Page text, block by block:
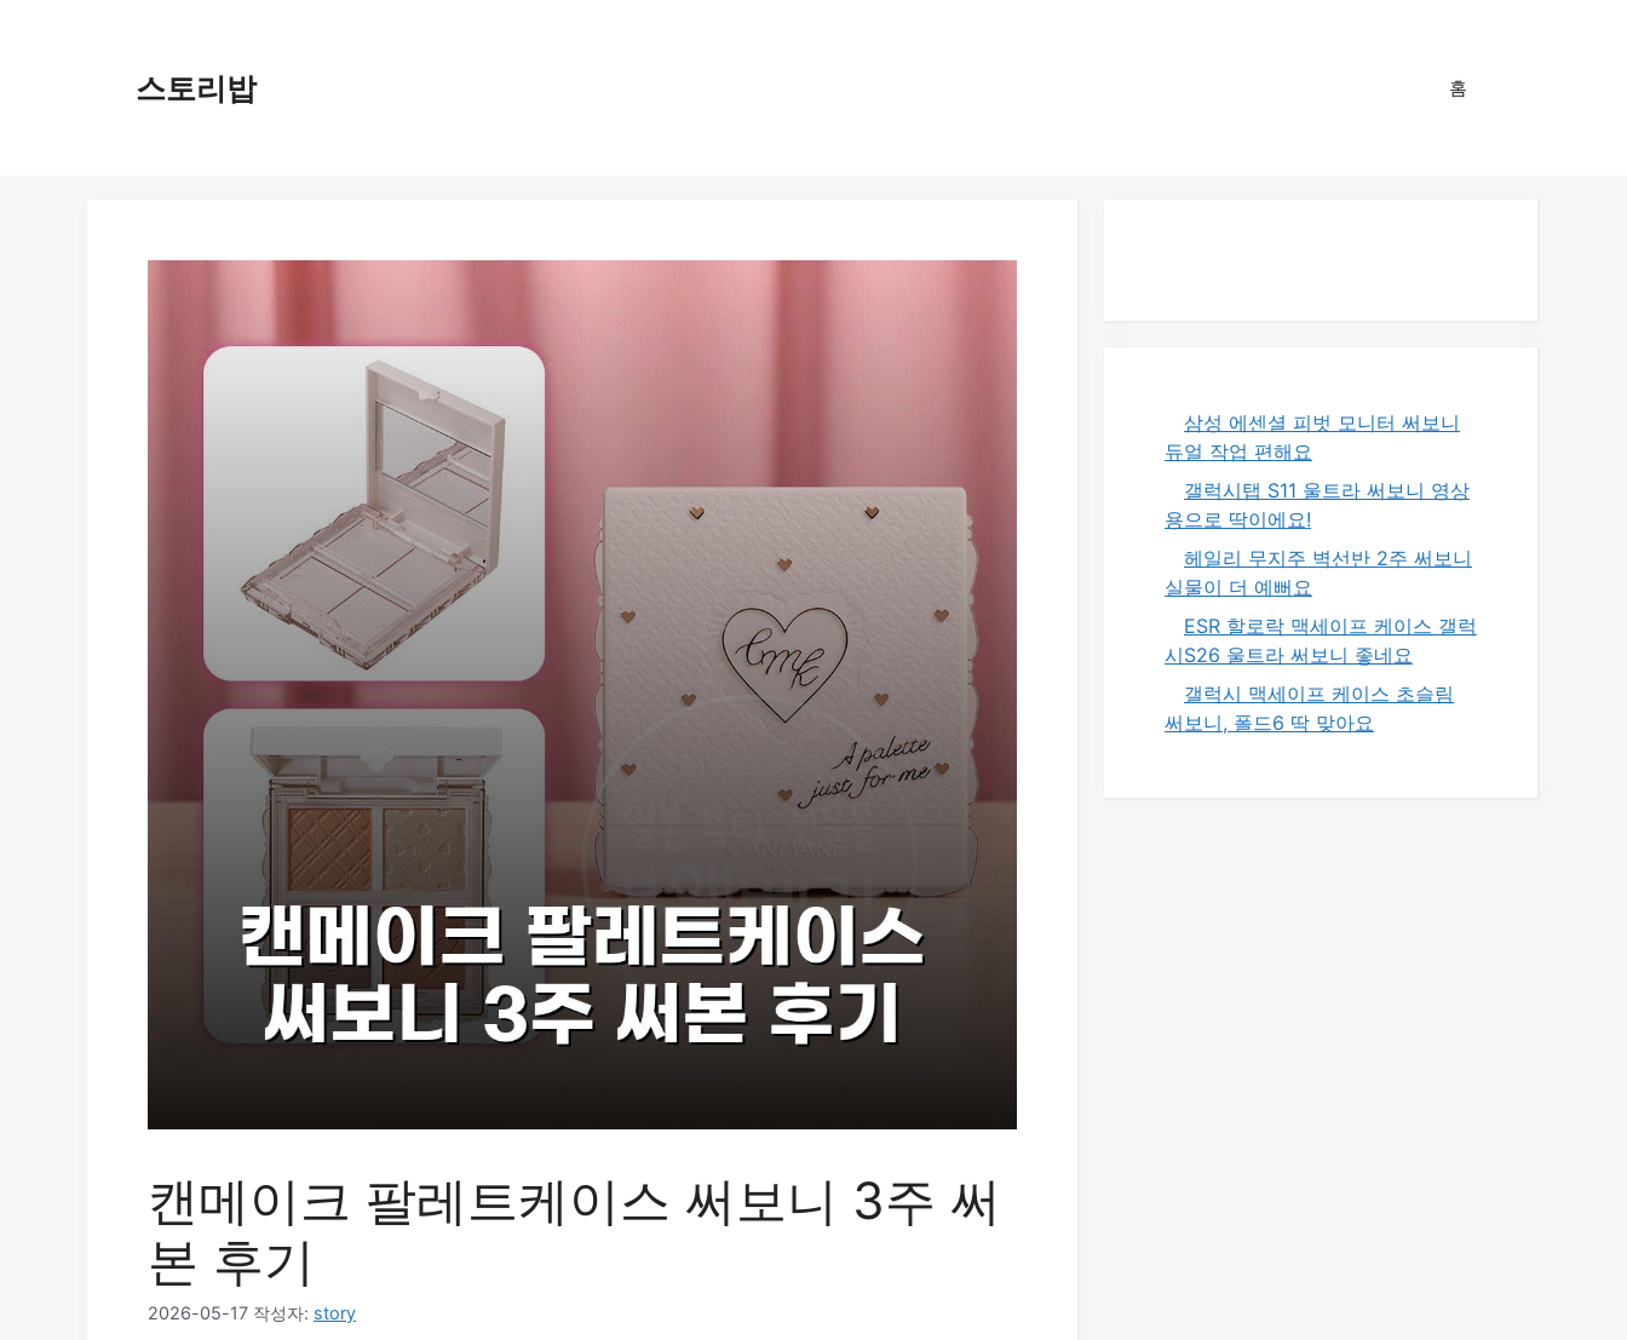
스토리밥 홈
캔메이크 팔레트케이스 써보니 3주 써
본 후기
2026-05-17 작성자: story
삼성 에센셜 피벗 모니터 써보니
듀얼 작업 편해요
갤럭시탭 S11 울트라 써보니 영상
용으로 딱이에요!
헤일리 무지주 벽선반 2주 써보니
실물이 더 예뻐요
ESR 할로락 맥세이프 케이스 갤럭
시S26 울트라 써보니 좋네요
갤럭시 맥세이프 케이스 초슬림
써보니, 폴드6 딱 맞아요